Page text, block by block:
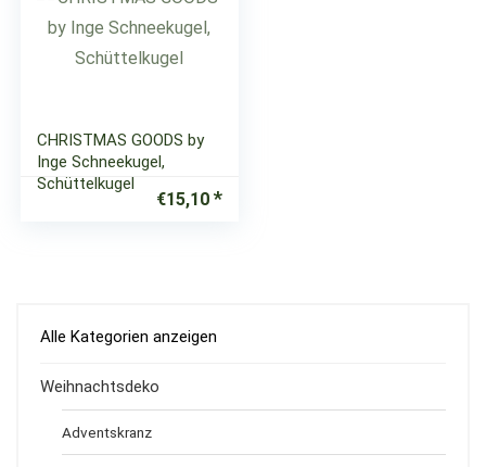
CHRISTMAS GOODS by
Inge Schneekugel,
Schüttelkugel
€15,10
Alle Kategorien anzeigen
Weihnachtsdeko
Adventskranz